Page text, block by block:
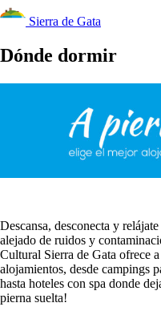
Sierra de Gata
Dónde dormir
Descansa, desconecta y
alejado de ruidos y
Cultural Sierra de Gata ofrece
alojamientos, desde campings
hasta hoteles con spa donde
pierna suelta!